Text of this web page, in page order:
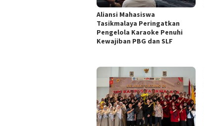
Aliansi Mahasiswa
Tasikmalaya Peringatkan
Pengelola Karaoke Penuhi
Kewajiban PBG dan SLF